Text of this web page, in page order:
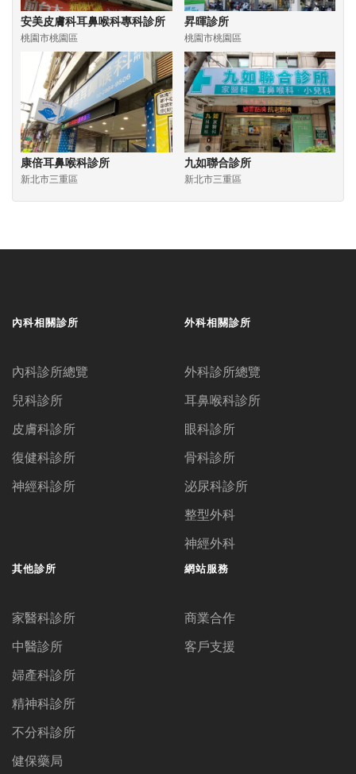
安美皮膚科耳鼻喉科專科診所
桃園市桃園區
昇暉診所
桃園市桃園區
康倍耳鼻喉科診所
新北市三重區
九如聯合診所
新北市三重區
內科相關診所
內科診所總覽
兒科診所
皮膚科診所
復健科診所
神經科診所
外科相關診所
外科診所總覽
耳鼻喉科診所
眼科診所
骨科診所
泌尿科診所
整型外科
神經外科
其他診所
家醫科診所
中醫診所
婦產科診所
精神科診所
不分科診所
健保藥局
網站服務
商業合作
客戶支援